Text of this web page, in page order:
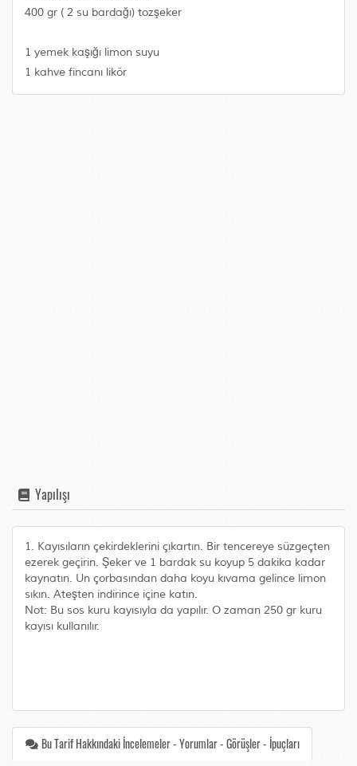
400 gr ( 2 su bardağı) tozşeker
1 yemek kaşığı limon suyu
1 kahve fincanı likör
Yapılışı
1. Kayısıların çekirdeklerini çıkartın. Bir tencereye süzgeçten
ezerek geçirin. Şeker ve 1 bardak su koyup 5 dakika kadar
kaynatın. Un çorbasından daha koyu kıvama gelince limon
sıkın. Ateşten indirince içine katın.
Not: Bu sos kuru kayısıyla da yapılır. O zaman 250 gr kuru
kayısı kullanılır.
Bu Tarif Hakkındaki İncelemeler - Yorumlar - Görüşler - İpuçları